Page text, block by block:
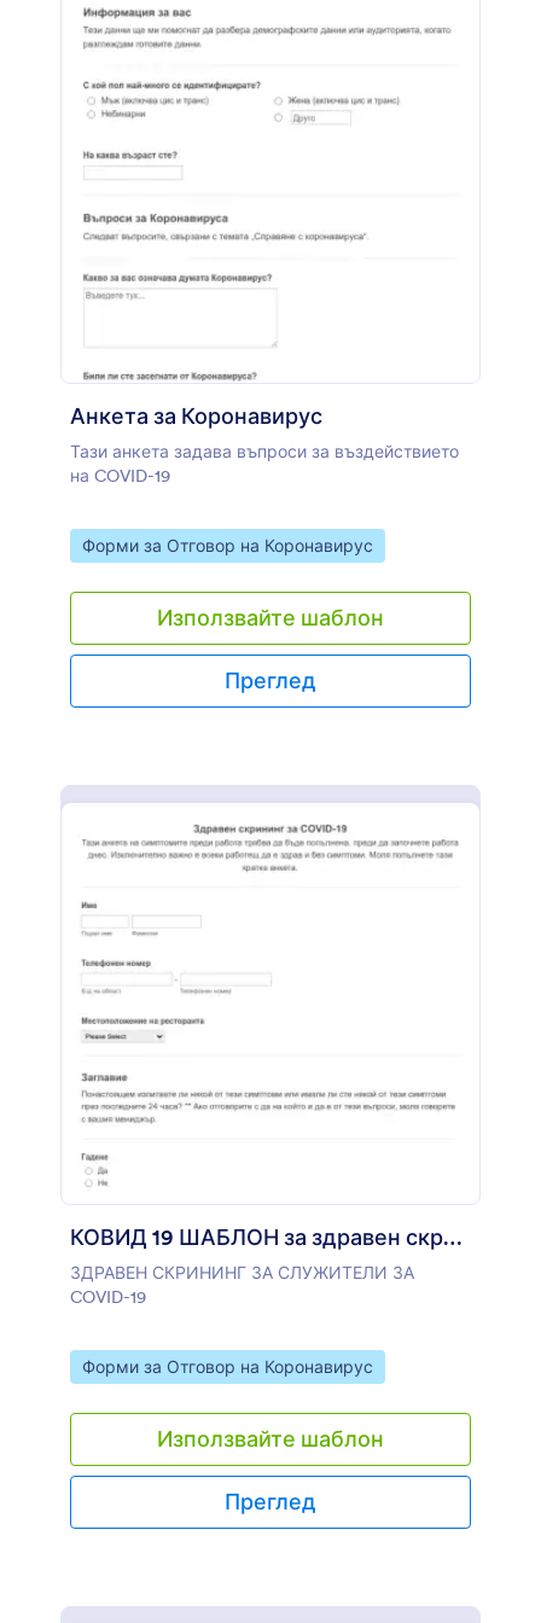
въпросите с конструктора за плъзгане и
пускане на форми на Jotform - можете дори да
множество варианти или текстови полета, да
качвате логото си или да променяте текстови
анализирате резултатите от анкетата си,
можете автоматично да генерирате визуални
отчети за секунди и да ги споделите с колеги,
използвайки конструктора на отчети на
провеждате и анализирате вашите анкети, като
събирате отговори на всяко устройство с
Анкета за Коронавирус
Тази анкета задава въпроси за въздействието
на COVID-19
Go to Category:
Форми за Отговор на Коронавирус
Използвайте шаблон
Преглед
КОВИД 19 ШАБЛОН за здравен скрининг Ежедневен
ЗДРАВЕН СКРИНИНГ ЗА СЛУЖИТЕЛИ ЗА
COVID-19
Go to Category:
Форми за Отговор на Коронавирус
Използвайте шаблон
Преглед